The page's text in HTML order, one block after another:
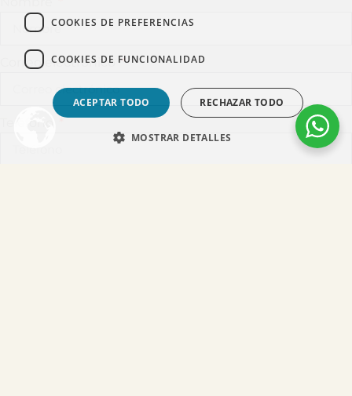
Correo electrónico
COOKIES DE PREFERENCIAS
COOKIES DE FUNCIONALIDAD
ACEPTAR TODO RECHAZAR TODO
MOSTRAR DETALLES